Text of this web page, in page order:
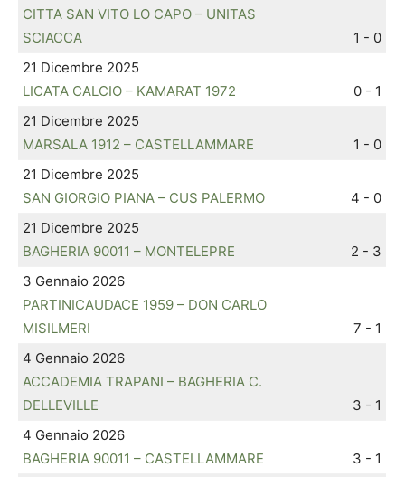
CITTA SAN VITO LO CAPO – UNITAS
SCIACCA
1 - 0
21 Dicembre 2025
LICATA CALCIO – KAMARAT 1972
0 - 1
21 Dicembre 2025
MARSALA 1912 – CASTELLAMMARE
1 - 0
21 Dicembre 2025
SAN GIORGIO PIANA – CUS PALERMO
4 - 0
21 Dicembre 2025
BAGHERIA 90011 – MONTELEPRE
2 - 3
3 Gennaio 2026
PARTINICAUDACE 1959 – DON CARLO
MISILMERI
7 - 1
4 Gennaio 2026
ACCADEMIA TRAPANI – BAGHERIA C.
DELLEVILLE
3 - 1
4 Gennaio 2026
BAGHERIA 90011 – CASTELLAMMARE
3 - 1